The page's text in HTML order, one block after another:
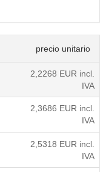
precio unitario
2,2268 EUR incl.
IVA
2,3686 EUR incl.
IVA
2,5318 EUR incl.
IVA